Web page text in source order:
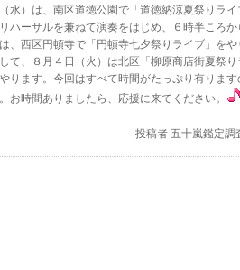
水）は、南区道徳公園で「道徳納涼夏祭りラ
ハーサルを兼ねて演奏をはじめ、６時半ころ
は、西区円頓寺で「円頓寺七夕祭りライブ」を
て、８月４日（火）は北区「柳原商店街夏祭
ります。今回はすべて時間がたっぷり有りま
お時間ありましたら、応援に来てください。
投稿者 五十嵐鑑定調